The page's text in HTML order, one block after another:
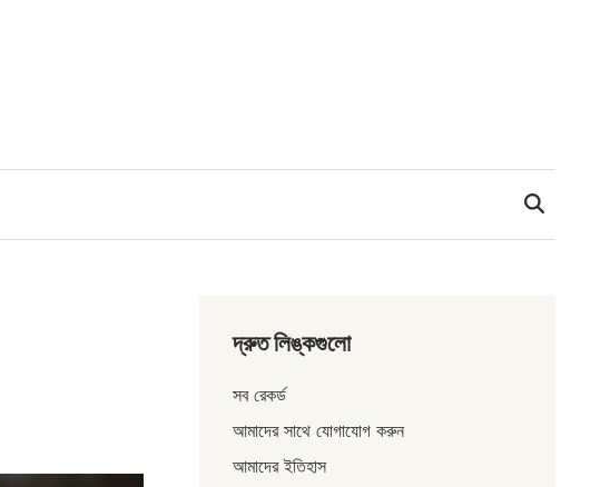
দ্রুত লিঙ্কগুলো
সব রেকর্ড
আমাদের সাথে যোগাযোগ করুন
আমাদের ইতিহাস